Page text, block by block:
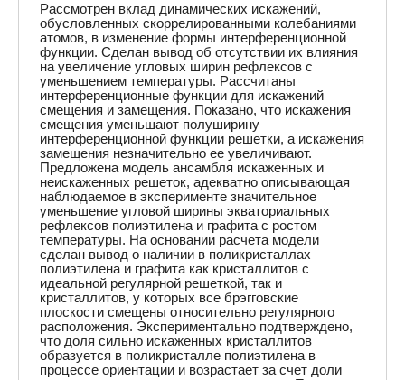
Рассмотрен вклад динамических искажений,
обусловленных скоррелированными колебаниями
атомов, в изменение формы интерференционной
функции. Сделан вывод об отсутствии их влияния
на увеличение угловых ширин рефлексов с
уменьшением температуры. Рассчитаны
интерференционные функции для искажений
смещения и замещения. Показано, что искажения
смещения уменьшают полуширину
интерференционной функции решетки, а искажения
замещения незначительно ее увеличивают.
Предложена модель ансамбля искаженных и
неискаженных решеток, адекватно описывающая
наблюдаемое в эксперименте значительное
уменьшение угловой ширины экваториальных
рефлексов полиэтилена и графита с ростом
температуры. На основании расчета модели
сделан вывод о наличии в поликристаллах
полиэтилена и графита как кристаллитов с
идеальной регулярной решеткой, так и
кристаллитов, у которых все брэгговские
плоскости смещены относительно регулярного
расположения. Экспериментально подтверждено,
что доля сильно искаженных кристаллитов
образуется в поликристалле полиэтилена в
процессе ориентации и возрастает за счет доли